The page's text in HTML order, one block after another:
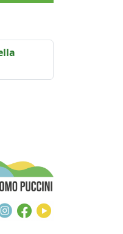
Caricatura / Museum
Instagram
Facebook